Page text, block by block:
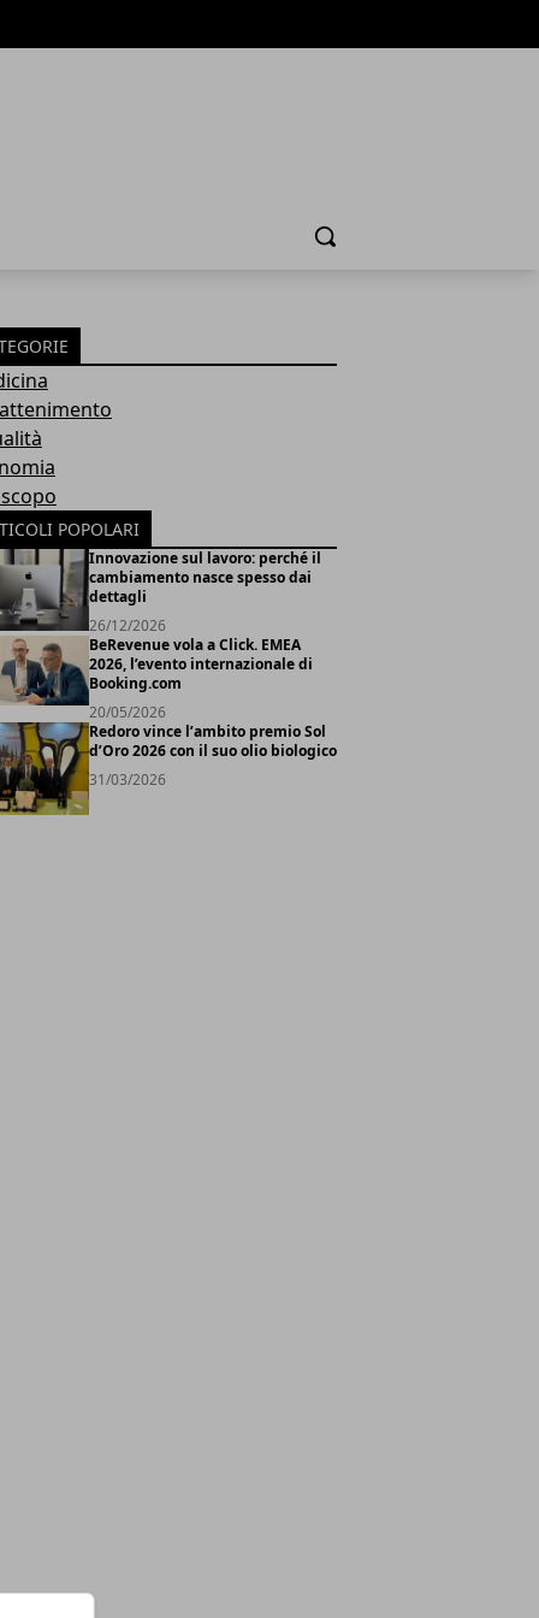
Cerca
POPOLARI
Innovazione sul lavoro: perché il
cambiamento nasce spesso dai
dettagli
26/12/2026
BeRevenue vola a Click. EMEA
2026, l’evento internazionale di
Booking.com
20/05/2026
Redoro vince l’ambito premio Sol
d’Oro 2026 con il suo olio biologico
31/03/2026